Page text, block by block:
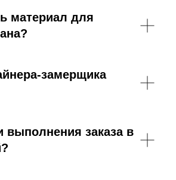
материал для
замерщика
выполнения заказа в